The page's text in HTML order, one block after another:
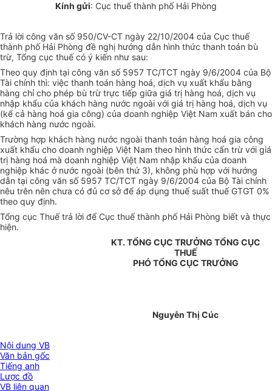
Kính gửi: Cục thuế thành phố Hải Phòng
Trả lời công văn số 950/CV-CT ngày 22/10/2004 của Cục thuế
thành phố Hải Phòng đề nghị hướng dẫn hình thức thanh toán bù
trừ, Tổng cục thuế có ý kiến như sau:
Theo quy định tại công văn số 5957 TC/TCT ngày 9/6/2004 của Bộ
Tài chính thì: việc thanh toán hàng hoá, dịch vụ xuất khẩu bằng
hàng chỉ cho phép bù trừ trực tiếp giữa giá trị hàng hoá, dịch vụ
nhập khẩu của khách hàng nước ngoài với giá trị hàng hoá, dịch vụ
(kể cả hàng hoá gia công) của doanh nghiệp Việt Nam xuất bán cho
khách hàng nước ngoài.
Trường hợp khách hàng nước ngoài thanh toán hàng hoá gia công
xuất khẩu cho doanh nghiệp Việt Nam theo hình thức cấn trừ với giá
trị hàng hoá mà doanh nghiệp Việt Nam nhập khẩu của doanh
nghiệp khác ở nước ngoài (bên thứ 3), không phù hợp với hướng
dẫn tại công văn số 5957 TC/TCT ngày 9/6/2004 của Bộ Tài chính
nêu trên nên chưa có đủ cơ sở để áp dụng thuế suất thuế GTGT 0%
theo quy định.
Tổng cục Thuế trả lời để Cục thuế thành phố Hải Phòng biết và thực
hiện.
KT. TỔNG CỤC TRƯỞNG TỔNG CỤC
THUẾ
PHÓ TỔNG CỤC TRƯỞNG
Nguyễn Thị Cúc
Nội dung VB
Văn bản gốc
Tiếng anh
Lược đồ
VB liên quan